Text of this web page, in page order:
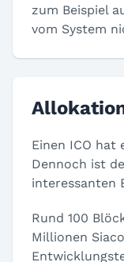
zum Beispiel
vom System
Einen ICO hat
Dennoch ist
interessanten
Rund 100
Millionen